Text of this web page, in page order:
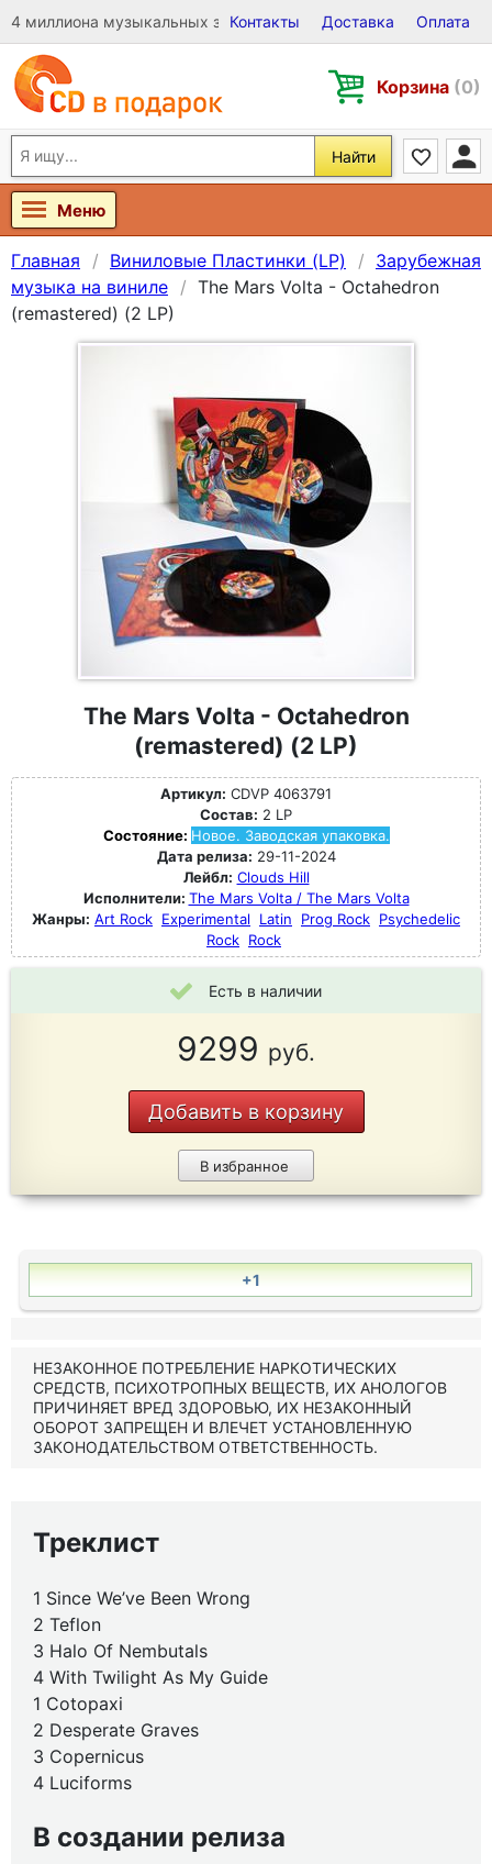
4 миллиона музыкальных записей на Виниле, CD и DVD
Контакты Доставка Оплата
Корзина (0)
Найти
Меню
Главная Виниловые Пластинки (LP)
Зарубежная
музыка на виниле
The Mars Volta - Octahedron
(remastered) (2 LP)
The Mars Volta - Octahedron
(remastered) (2 LP)
Артикул: CDVP 4063791
Состав: 2 LP
Состояние: Новое. Заводская упаковка.
Дата релиза: 29-11-2024
Лейбл: Clouds Hill
Исполнители: The Mars Volta / The Mars Volta
Жанры: Art Rock Experimental Latin Prog Rock Psychedelic
Rock Rock
Есть в наличии
9299 руб.
Добавить в корзину
В избранное
+1
НЕЗАКОННОЕ ПОТРЕБЛЕНИЕ НАРКОТИЧЕСКИХ
СРЕДСТВ, ПСИХОТРОПНЫХ ВЕЩЕСТВ, ИХ АНОЛОГОВ
ПРИЧИНЯЕТ ВРЕД ЗДОРОВЬЮ, ИХ НЕЗАКОННЫЙ
ОБОРОТ ЗАПРЕЩЕН И ВЛЕЧЕТ УСТАНОВЛЕННУЮ
ЗАКОНОДАТЕЛЬСТВОМ ОТВЕТСТВЕННОСТЬ.
Треклист
1 Since We’ve Been Wrong
2 Teflon
3 Halo Of Nembutals
4 With Twilight As My Guide
1 Cotopaxi
2 Desperate Graves
3 Copernicus
4 Luciforms
В создании релиза